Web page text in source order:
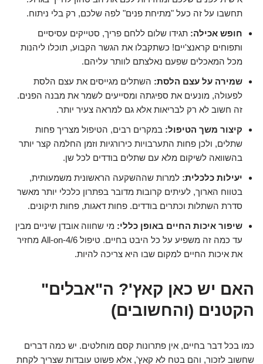
תחשבו על זה כעל "מתיחת פנים" לפה שלכם, רק בלי ניתוח.
חופש אכילה: תגידו שלום ללחם פריך, סטייקים עסיסיים
ותפוחים קראנצ'יים! כשתקבלו את הגשר הקבוע, תוכלו ליהנות
מכל המאכלים שפעם נאלצתם לוותר עליהם.
שמירה על עצם הלסת: השתלים מגייסים את עצם הלסת
לפעולה, מונעים את ספיגתה ומסייעים לשמר את מבנה הפנים.
זה חשוב לא רק לבריאות אלא גם למראה צעיר יותר.
קיצור משך הטיפול: במקרים רבים, הטיפול מצריך פחות
שתלים, ולכן פחות התערבויות כירורגיות וזמן החלמה קצר יותר
בהשוואה לשיקום מלא עם שתלים בודדים לכל שן.
יעילות כלכלית: למרות שההשקעה הראשונית משמעותית,
בטווח הארוך, לעיתים קרובות מדובר בפתרון כלכלי יותר מאשר
סדרת השתלות וכתרים בודדים. פחות דאגות, פחות תיקונים.
שיפור איכות החיים באופן כללי: מי שחווה אובדן שיניים מבין
עד כמה זה משפיע על כל היבט בחיים. טיפול All-on-4/6 מחזיר
את איכות החיים למקום שבו היא צריכה להיות.
האם יש כאן קאץ'? ה"אבלים"
הקטנים (והחשובים)
כמו בכל דבר בחיים, אין פתרונות קסם מוחלטים. יש כמה דברים
שחשוב לזכור, והם בטח לא קאץ', אלא פשוט עובדות שצריך לקחת